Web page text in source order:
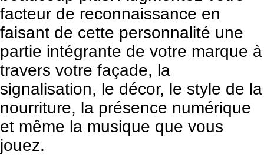
facteur de reconnaissance en
faisant de cette personnalité une
partie intégrante de votre marque à
travers votre façade, la
signalisation, le décor, le style de la
nourriture, la présence numérique
et même la musique que vous
jouez.